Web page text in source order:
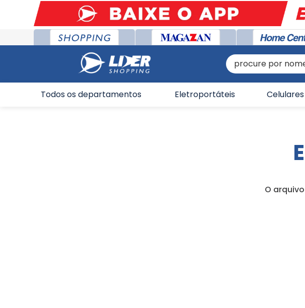
procure por nome,
Todos os departamentos Eletroportáteis
O